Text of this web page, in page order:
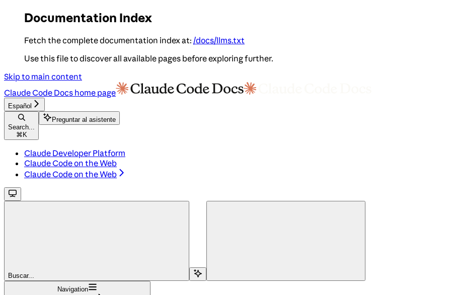
Documentation Index
Fetch the complete documentation index at: /docs/llms.txt
Use this file to discover all available pages before exploring further.
Skip to main content
Claude Code Docs home page
Español
Search...
⌘ K
Preguntar al asistente
Claude Developer Platform
Claude Code on the Web
Claude Code on the Web
Buscar...
Navigation